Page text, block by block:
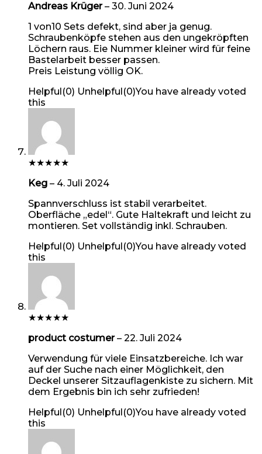
Andreas Krüger– 30. Juni 2024
1 von10 Sets defekt, sind aber ja genug.
Schraubenköpfe stehen aus den ungekröpften
Löchern raus. Eie Nummer kleiner wird für feine
Bastelarbeit besser passen.
Preis Leistung völlig OK.
Helpful(0) Unhelpful(0)You have already voted
this
★★★★★
Keg – 4. Juli 2024
Spannverschluss ist stabil verarbeitet.
Oberfläche „edel“. Gute Haltekraft und leicht zu
montieren. Set vollständig inkl. Schrauben.
Helpful(0) Unhelpful(0)You have already voted
this
★★★★★
product costumer– 22. Juli 2024
Verwendung für viele Einsatzbereiche. Ich war
auf der Suche nach einer Möglichkeit, den
Deckel unserer Sitzauflagenkiste zu sichern. Mit
dem Ergebnis bin ich sehr zufrieden!
Helpful(0) Unhelpful(0)You have already voted
this